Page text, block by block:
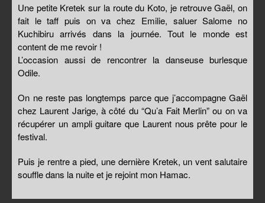
Une petite Kretek sur la route du Koto, je retrouve Gaël, on
fait le taff puis on va chez Emilie, saluer Salome no
Kuchibiru arrivés dans la journée. Tout le monde est
content de me revoir !
L’occasion aussi de rencontrer la danseuse burlesque
Odile.
On ne reste pas longtemps parce que j’accompagne Gaël
chez Laurent Jarige, à côté du “Qu’a Fait Merlin” ou on va
récupérer un ampli guitare que Laurent nous prête pour le
festival.
Puis je rentre a pied, une dernière Kretek, un vent salutaire
souffle dans la nuite et je rejoint mon Hamac.